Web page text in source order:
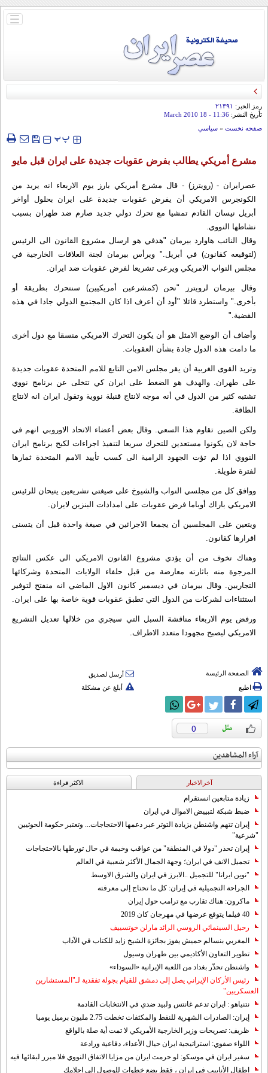
باز
رمز الخبر: ۲۱۳۹۱
تأريخ النشر: 11:36
- 18 March 2010
صفحه نخست » سياسي
‍‍‍ پپ
مشرع أمريكي يطالب بفرض عقوبات جديدة على ايران قبل مايو
عصرایران - (رويترز) - قال مشرع أمريكي بارز يوم الاربعاء انه يريد من
الكونجرس الامريكي أن يفرض عقوبات جديدة على ايران بحلول أواخر
أبريل نيسان القادم تمشيا مع تحرك دولي جديد صارم ضد طهران بسبب
نشاطها النووي.
وقال النائب هاوارد بيرمان "هدفي هو ارسال مشروع القانون الى الرئيس
(لتوقيعه كقانون) في أبريل." ويرأس بيرمان لجنة العلاقات الخارجية في
مجلس النواب الامريكي ويرعى تشريعا لفرض عقوبات ضد ايران.
وقال بيرمان لرويترز "نحن (كمشرعين أمريكيين) سنتحرك بطريقة أو
بأخرى." واستطرد قائلا "أود أن أعرف اذا كان المجتمع الدولي جادا في هذه
القضية."
وأضاف أن الوضع الامثل هو أن يكون التحرك الامريكي منسقا مع دول أخرى
ما دامت هذه الدول جادة بشأن العقوبات.
وتريد القوى الغربية أن يقر مجلس الامن التابع للامم المتحدة عقوبات جديدة
على طهران. والهدف هو الضغط على ايران كي تتخلى عن برنامج نووي
تشتبه كثير من الدول في أنه موجه لانتاج قنبلة نووية وتقول ايران انه لانتاج
الطاقة.
ولكن الصين تقاوم هذا السعي. وقال بعض أعضاء الاتحاد الاوروبي انهم في
حاجة لان يكونوا مستعدين للتحرك سريعا لتنفيذ اجراءات لكبح برنامج ايران
النووي اذا لم تؤت الجهود الرامية الى كسب تأييد الامم المتحدة ثمارها
لفترة طويلة.
ووافق كل من مجلسي النواب والشيوخ على صيغتي تشريعين يتيحان للرئيس
الامريكي باراك أوباما فرض عقوبات على امدادات البنزين لايران.
ويتعين على المجلسين أن يجمعا الاجرائين في صيغة واحدة قبل أن يتسنى
اقرارها كقانون.
وهناك تخوف من أن يؤدي مشروع القانون الامريكي الى عكس النتائج
المرجوة منه باثارته معارضة من قبل حلفاء الولايات المتحدة وشركائها
التجاريين. وقال بيرمان في ديسمبر كانون الاول الماضي انه منفتح لتوفير
استثناءات لشركات من الدول التي تطبق عقوبات قوية خاصة بها على ايران.
ورفض يوم الاربعاء مناقشة السبل التي سيجري من خلالها تعديل التشريع
الامريكي ليصبح مجهودا متعدد الاطراف.
الصفحة الرئيسة
أرسل لصديق
اطبع
أبلغ عن مشكلة
0
آراء المشاهدين
آخرالاخبار الاکثر قراءة
زيادة متابعين انستقرام
ضبط شبكة لتبييض الاموال في ايران
إيران تتهم واشنطن بزيادة التوتر عبر دعمها الاحتجاجات... وتعتبر حكومة الحوثيين
"شرعية"
إيران تحذر "دولا في المنطقة" من عواقب وخيمة في حال تورطها بالاحتجاجات
تجميل الانف في ايران؛ وجهة الجمال الأكثر شعبية في العالم
"نوين ايرانا" للتجميل ..الابرز في ايران والشرق الاوسط
الجراحة التجميلية في إيران: كل ما تحتاج إلى معرفته
ماكرون: هناك تقارب مع ترامب حول إيران
40 فيلما يتوقع عرضها في مهرجان كان 2019
رحيل السينمائي الروسي الرائد مارلن خوتسييف
المغربي بنسالم حميش يفوز بجائزة الشيخ زايد للكتاب في الآداب
تطوير التعاون الأكاديمي بين طهران وسيول
واشنطن تحذّر بغداد من اللعبة الإيرانية «السوداء»
رئيس الأركان الإيراني يصل إلى دمشق للقيام بجولة تفقدية لـ"المستشارين
العسكريين"
نتنياهو : ايران تدعم غانتس ولبيد ضدي في الانتخابات القادمة
إيران: الصادرات الشهریة للنفط والمكثفات تخطت 2.75 مليون برميل يوميا
ظريف: تصريحات وزير الخارجية الأمريكي لا تمت أية صلة بالواقع
اللواء صفوي: استراتيجية ايران حيال الأعداء، دفاعية ورادعة
سفير ايران في موسكو: لو حرمت ايران من مزايا الاتفاق النووي فلا مبرر لبقائها فيه
اطفال الأنابيب في إيران ، فقط بضع خطوات للوصول إلى احلامك